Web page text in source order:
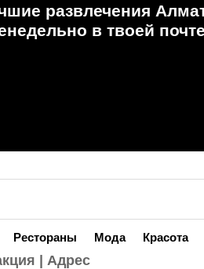
развлечения
в твоей
Рестораны Мода Красота
| Адрес